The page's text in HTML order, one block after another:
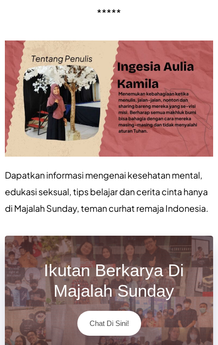
*****
Dapatkan informasi mengenai kesehatan mental,
edukasi seksual,tips belajardancerita cinta hanya
di Majalah Sunday, teman curhat remaja Indonesia.
Ikutan Berkarya Di
Majalah Sunday
Chat Di Sini!